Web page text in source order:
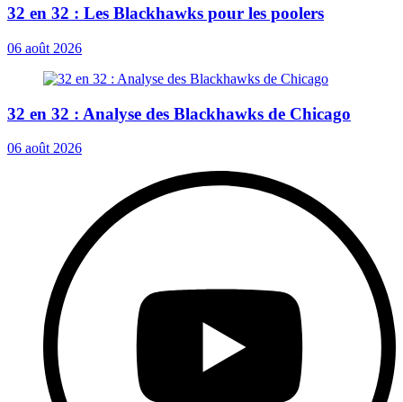
32 en 32 : Les Blackhawks pour les poolers
06 août 2026
32 en 32 : Analyse des Blackhawks de Chicago
06 août 2026